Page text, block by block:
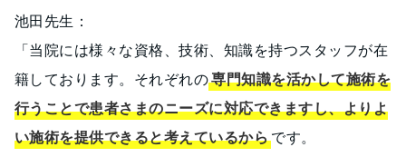
池田先生：
「当院には様々な資格、技術、知識を持つスタッフが在
籍しております。それぞれの専門知識を活かして施術を
行うことで患者さまのニーズに対応できますし、よりよ
い施術を提供できると考えているからです。